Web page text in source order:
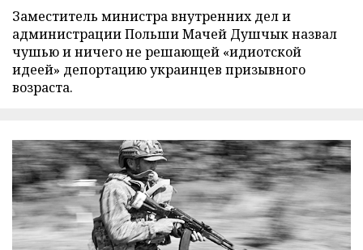
Заместитель министра внутренних дел и
администрации Польши Мачей Душчык назвал
чушью и ничего не решающей «идиотской
идеей» депортацию украинцев призывного
возраста.